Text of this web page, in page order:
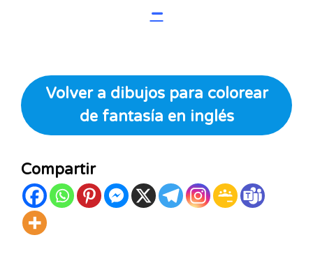
–
Volver a dibujos para colorear
de fantasía en inglés
Compartir